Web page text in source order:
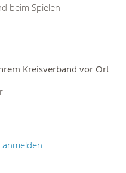
beim Spielen
Kreisverband vor Ort
anmelden